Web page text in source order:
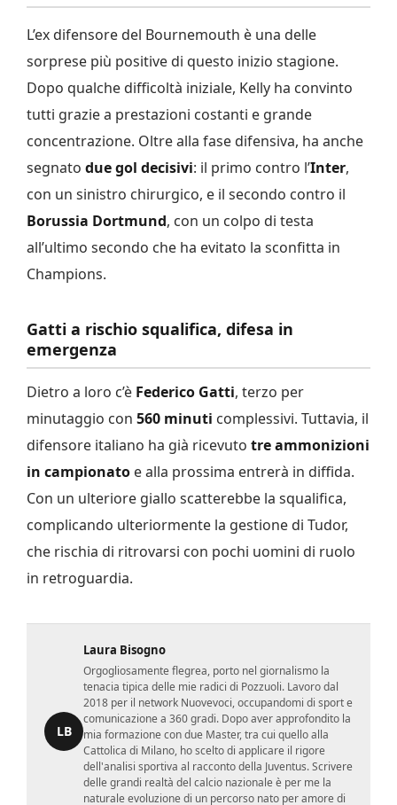
L’ex difensore del Bournemouth è una delle
sorprese più positive di questo inizio stagione.
Dopo qualche difficoltà iniziale, Kelly ha convinto
tutti grazie a prestazioni costanti e grande
concentrazione. Oltre alla fase difensiva, ha anche
segnato due gol decisivi: il primo contro l’Inter,
con un sinistro chirurgico, e il secondo contro il
Borussia Dortmund, con un colpo di testa
all’ultimo secondo che ha evitato la sconfitta in
Champions.
Gatti a rischio squalifica, difesa in
emergenza
Dietro a loro c’è Federico Gatti, terzo per
minutaggio con 560 minuti complessivi. Tuttavia, il
difensore italiano ha già ricevuto tre ammonizioni
in campionato e alla prossima entrerà in diffida.
Con un ulteriore giallo scatterebbe la squalifica,
complicando ulteriormente la gestione di Tudor,
che rischia di ritrovarsi con pochi uomini di ruolo
in retroguardia.
LB
Laura Bisogno
Orgogliosamente flegrea, porto nel giornalismo la
tenacia tipica delle mie radici di Pozzuoli. Lavoro dal
2018 per il network Nuovevoci, occupandomi di sport e
comunicazione a 360 gradi. Dopo aver approfondito la
mia formazione con due Master, tra cui quello alla
Cattolica di Milano, ho scelto di applicare il rigore
dell'analisi sportiva al racconto della Juventus. Scrivere
delle grandi realtà del calcio nazionale è per me la
naturale evoluzione di un percorso nato per amore di